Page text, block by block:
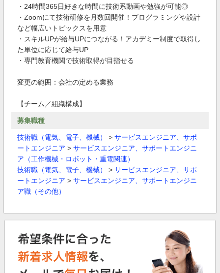
・24時間365日好きな時間に技術系動画や勉強が可能◎
・Zoomにて技術研修を月数回開催！プログラミングや設計
など幅広いトピックスを用意
・スキルUPが給与UPにつながる！アカデミー制度で取得し
た単位に応じて給与UP
・専門教育機関で技術取得が目指せる
変更の範囲：会社の定める業務
【チーム／組織構成】
募集職種
技術職（電気、電子、機械） > サービスエンジニア、サポ
ートエンジニア > サービスエンジニア、サポートエンジニ
ア（工作機械・ロボット・重電関連）
技術職（電気、電子、機械）
> サービスエンジニア、サポ
ートエンジニア > サービスエンジニア、サポートエンジニ
ア職（その他）